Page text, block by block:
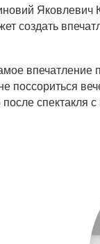
Яковлевич
создать
впечатление
поссориться
после спектакля